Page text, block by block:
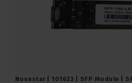
Novastar | 101623 | SFP Module |